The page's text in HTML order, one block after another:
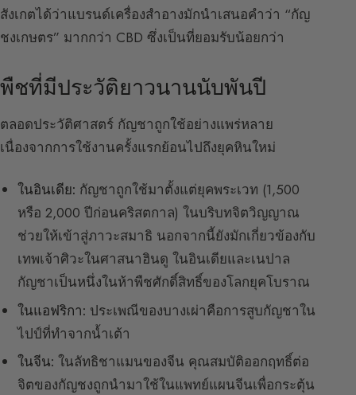
สังเกตได้ว่าแบรนด์เครื่องสำอางมักนำเสนอคำว่า “กัญ
ชงเกษตร” มากกว่า CBD ซึ่งเป็นที่ยอมรับน้อยกว่า
พืชที่มีประวัติยาวนานนับพันปี
ตลอดประวัติศาสตร์ กัญชาถูกใช้อย่างแพร่หลาย
เนื่องจากการใช้งานครั้งแรกย้อนไปถึงยุคหินใหม่
ในอินเดีย: กัญชาถูกใช้มาตั้งแต่ยุคพระเวท (1,500
หรือ 2,000 ปีก่อนคริสตกาล) ในบริบทจิตวิญญาณ
ช่วยให้เข้าสู่ภาวะสมาธิ นอกจากนี้ยังมักเกี่ยวข้องกับ
เทพเจ้าศิวะในศาสนาฮินดู ในอินเดียและเนปาล
กัญชาเป็นหนึ่งในห้าพืชศักดิ์สิทธิ์ของโลกยุคโบราณ
ในแอฟริกา: ประเพณีของบางเผ่าคือการสูบกัญชาใน
ไปป์ที่ทำจากน้ำเต้า
ในจีน: ในลัทธิชาแมนของจีน คุณสมบัติออกฤทธิ์ต่อ
จิตของกัญชงถูกนำมาใช้ในแพทย์แผนจีนเพื่อกระตุ้น